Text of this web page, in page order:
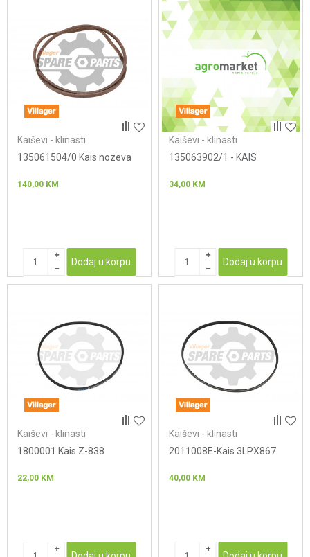
Kaiševi - klinasti
135061504/0 Kais nozeva
140,00 KM
Dodaj u korpu
Kaiševi - klinasti
135063902/1 - KAIS
34,00 KM
Dodaj u korpu
Kaiševi - klinasti
1800001 Kais Z-838
22,00 KM
Kaiševi - klinasti
2011008E-Kais 3LPX867
40,00 KM